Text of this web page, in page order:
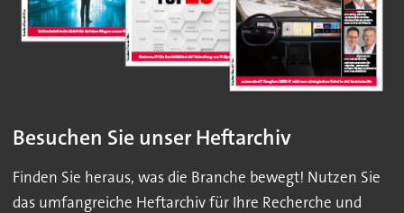
Besuchen Sie unser Heftarchiv
Finden Sie heraus, was die Branche bewegt! Nutzen Sie
das umfangreiche Heftarchiv für Ihre Recherche und